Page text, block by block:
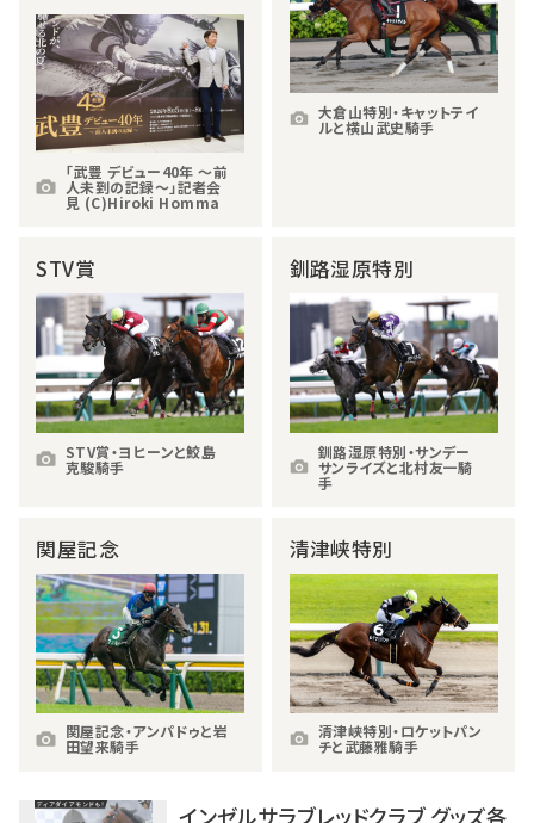
「武豊 デビュー40年 ～前
人未到の記録～」記者会
見 (C)Hiroki Homma
大倉山特別・キャットテイ
ルと横山武史騎手
STV賞
STV賞・ヨヒーンと鮫島
克駿騎手
釧路湿原特別
釧路湿原特別・サンデー
サンライズと北村友一騎
手
関屋記念
関屋記念・アンパドゥと岩
田望来騎手
清津峡特別
清津峡特別・ロケットパン
チと武藤雅騎手
インゼルサラブレッドクラブ グッズ各